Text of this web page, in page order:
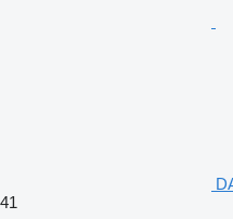
41